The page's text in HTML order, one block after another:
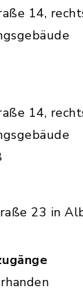
14,
14,
23 in